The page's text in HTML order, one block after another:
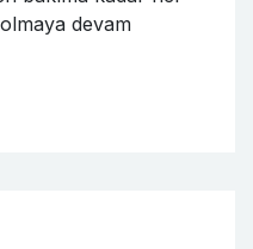
tamamlanarak,
teslim
aşamaları